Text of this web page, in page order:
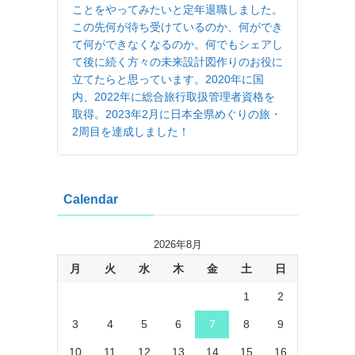
ことをやってみたいと定年退職しました。
この先何が待ち受けているのか、何ができ
て何ができなくなるのか。何でもシェアし
て後に続く方々の未来設計図作りのお役に
立てたらと思っています。2020年に国
内、2022年に総合旅行取扱管理者資格を
取得。2023年2月に日本全県めぐりの旅・
2周目を達成しました！
Calendar
2026年8月
月 火 水 木 金 土 日
1 2
3 4 5 6 7 8 9
10 11 12 13 14 15 16